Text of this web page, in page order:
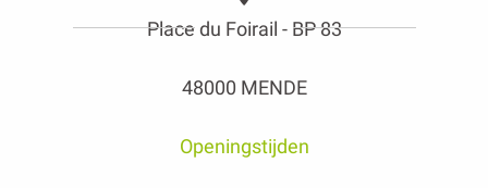
Place du Foirail - BP 83
48000 MENDE
Openingstijden